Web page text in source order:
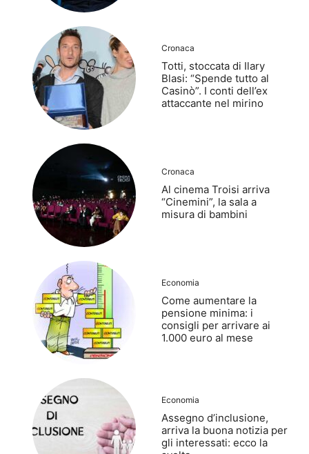
Cronaca
Totti, stoccata di Ilary
Blasi: “Spende tutto al
Casinò”. I conti dell’ex
attaccante nel mirino
Cronaca
Al cinema Troisi arriva
“Cinemini”, la sala a
misura di bambini
Economia
Come aumentare la
pensione minima: i
consigli per arrivare ai
1.000 euro al mese
Economia
Assegno d’inclusione,
arriva la buona notizia per
gli interessati: ecco la